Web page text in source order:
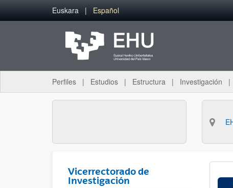
Saltar al contenido principal
Euskara Español
Perfiles Estudios Estructura Investigación
Vicerrectorado de
Investigación